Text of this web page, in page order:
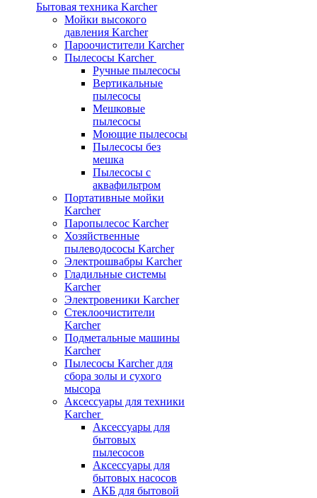
Бытовая техника Karcher
Мойки высокого
давления Karcher
Пароочистители Karcher
Пылесосы Karcher
Ручные пылесосы
Вертикальные
пылесосы
Мешковые
пылесосы
Моющие пылесосы
Пылесосы без
мешка
Пылесосы с
аквафильтром
Портативные мойки
Karcher
Паропылесос Karcher
Хозяйственные
пылеводососы Karcher
Электрошвабры Karcher
Гладильные системы
Karcher
Электровеники Karcher
Стеклоочистители
Karcher
Подметальные машины
Karcher
Пылесосы Karcher для
сбора золы и сухого
мысора
Аксессуары для техники
Karcher
Аксессуары для
бытовых
пылесосов
Аксессуары для
бытовых насосов
АКБ для бытовой